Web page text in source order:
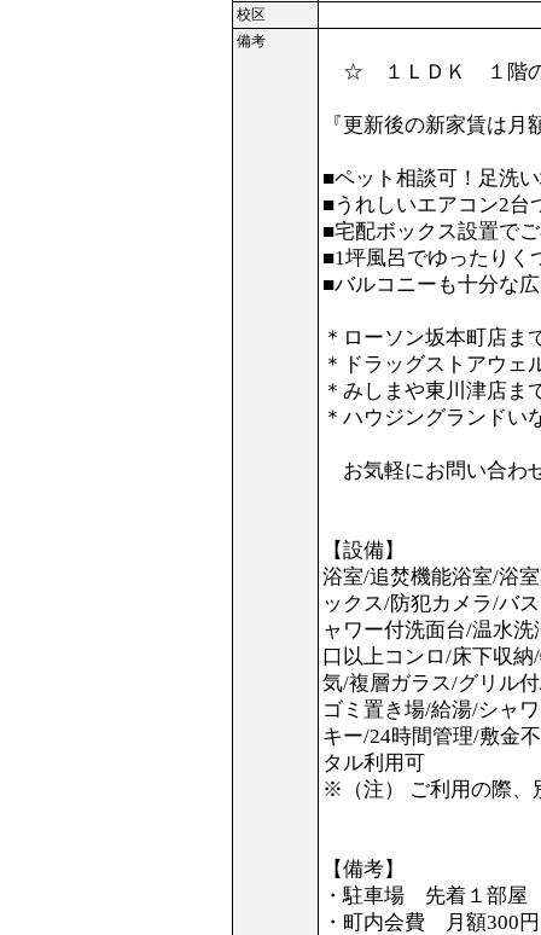
校区
備考
☆ １ＬＤＫ １階
『更新後の新家賃は月
■ペット相談可！足洗
■うれしいエアコン2台
■宅配ボックス設置で
■1坪風呂でゆったりく
■バルコニーも十分な
＊ローソン坂本町店
＊ドラッグストアウ
＊みしまや東川津店
＊ハウジングランド
お気軽にお問い合わ
【設備】
浴室/追焚機能浴室/浴
ックス/防犯カメラ/バ
ャワー付洗面台/温水
口以上コンロ/床下収
気/複層ガラス/グリル
ゴミ置き場/給湯/シャ
キー/24時間管理/敷金
タル利用可
※（注） ご利用の際、
【備考】
・駐車場 先着１部
・町内会費 月額300円